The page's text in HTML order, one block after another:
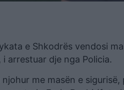
e Shkodrës vendosi
i arrestuar dje nga Policia.
njohur me masën e